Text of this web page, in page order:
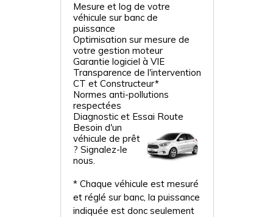
Mesure et log de votre
véhicule sur banc de
puissance
Optimisation sur mesure de
votre gestion moteur
Garantie logiciel à VIE
Transparence de l'intervention
CT et Constructeur*
Normes anti-pollutions
respectées
Diagnostic et Essai Route
Besoin d'un
véhicule de prêt
? Signalez-le
nous.
* Chaque véhicule est mesuré
et réglé sur banc, la puissance
indiquée est donc seulement